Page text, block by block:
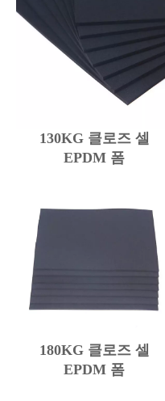
130KG 클로즈 셀
EPDM 폼
180KG 클로즈 셀
EPDM 폼